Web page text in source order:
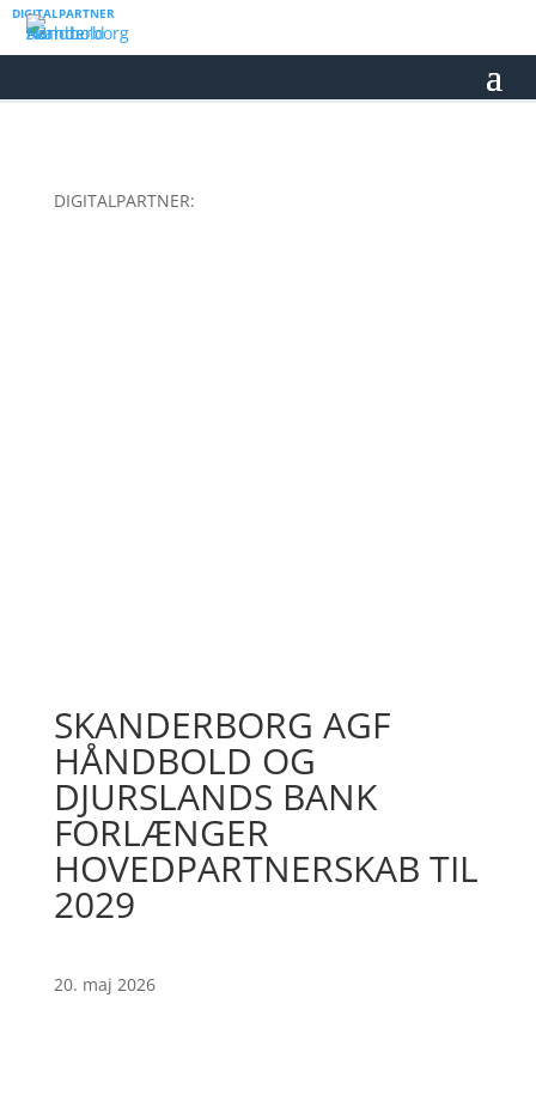
DIGITALPARTNER
DIGITALPARTNER:
SKANDERBORG AGF
HÅNDBOLD OG
DJURSLANDS BANK
FORLÆNGER
HOVEDPARTNERSKAB TIL
2029
20. maj 2026